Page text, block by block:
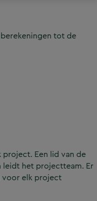
tot de
Een lid van de
het projectteam. Er
elk project